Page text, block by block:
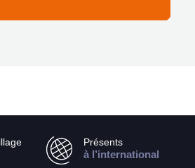
Présents
à l’international